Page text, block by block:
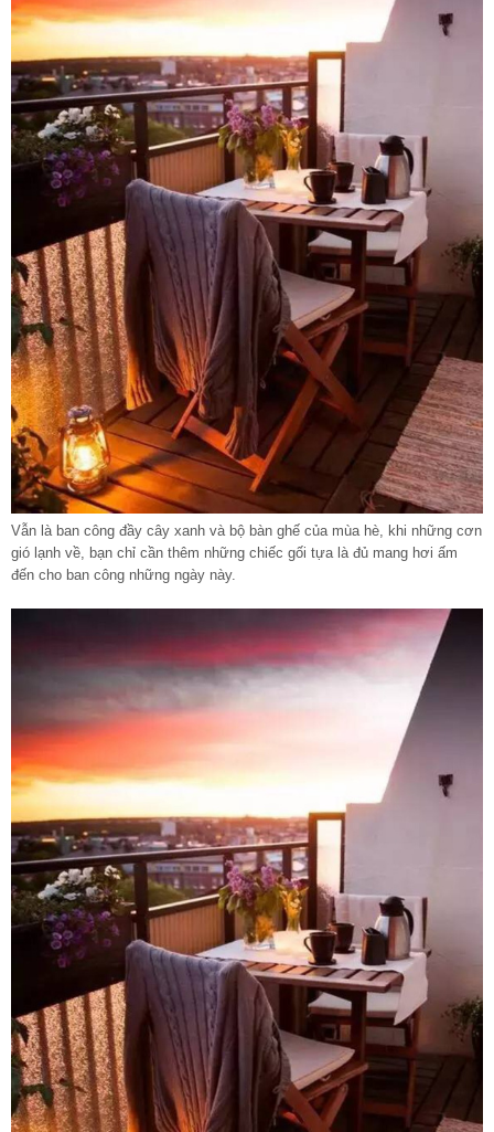
Vẫn là ban công đầy cây xanh và bộ bàn ghế của mùa hè, khi những cơn
gió lạnh về, bạn chỉ cần thêm những chiếc gối tựa là đủ mang hơi ấm
đến cho ban công những ngày này.